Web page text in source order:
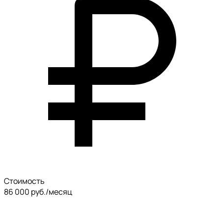
Стоимость
86 000 руб./месяц